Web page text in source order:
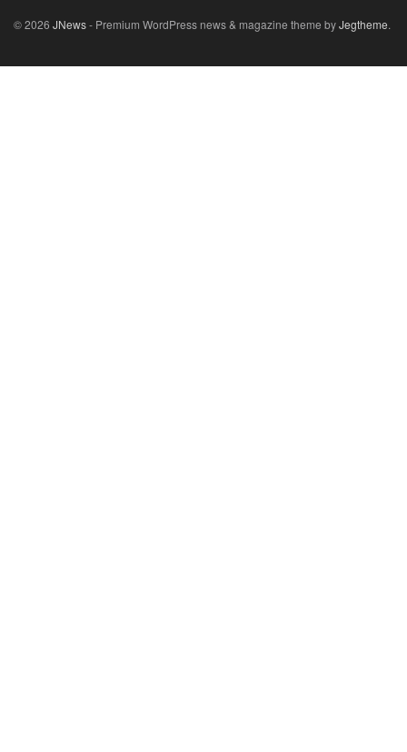
© 2026 JNews- Premium WordPress news & magazine theme byJegtheme.